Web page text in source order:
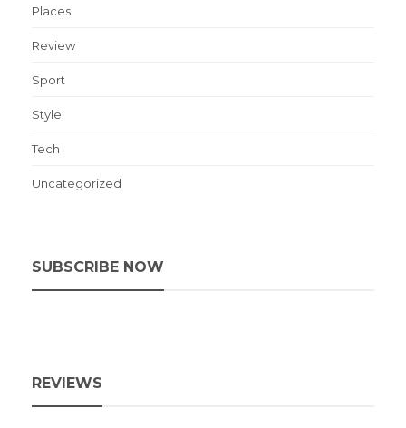
Places
Review
Sport
Style
Tech
Uncategorized
SUBSCRIBE NOW
REVIEWS